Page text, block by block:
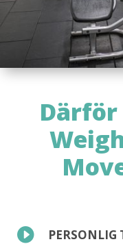

PERSONLIG